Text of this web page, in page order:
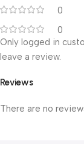
0
0
Reviews
There are no
Only logged in
leave a review.